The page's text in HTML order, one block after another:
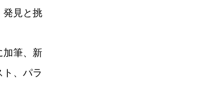
発見と挑
加筆、新
、パラ